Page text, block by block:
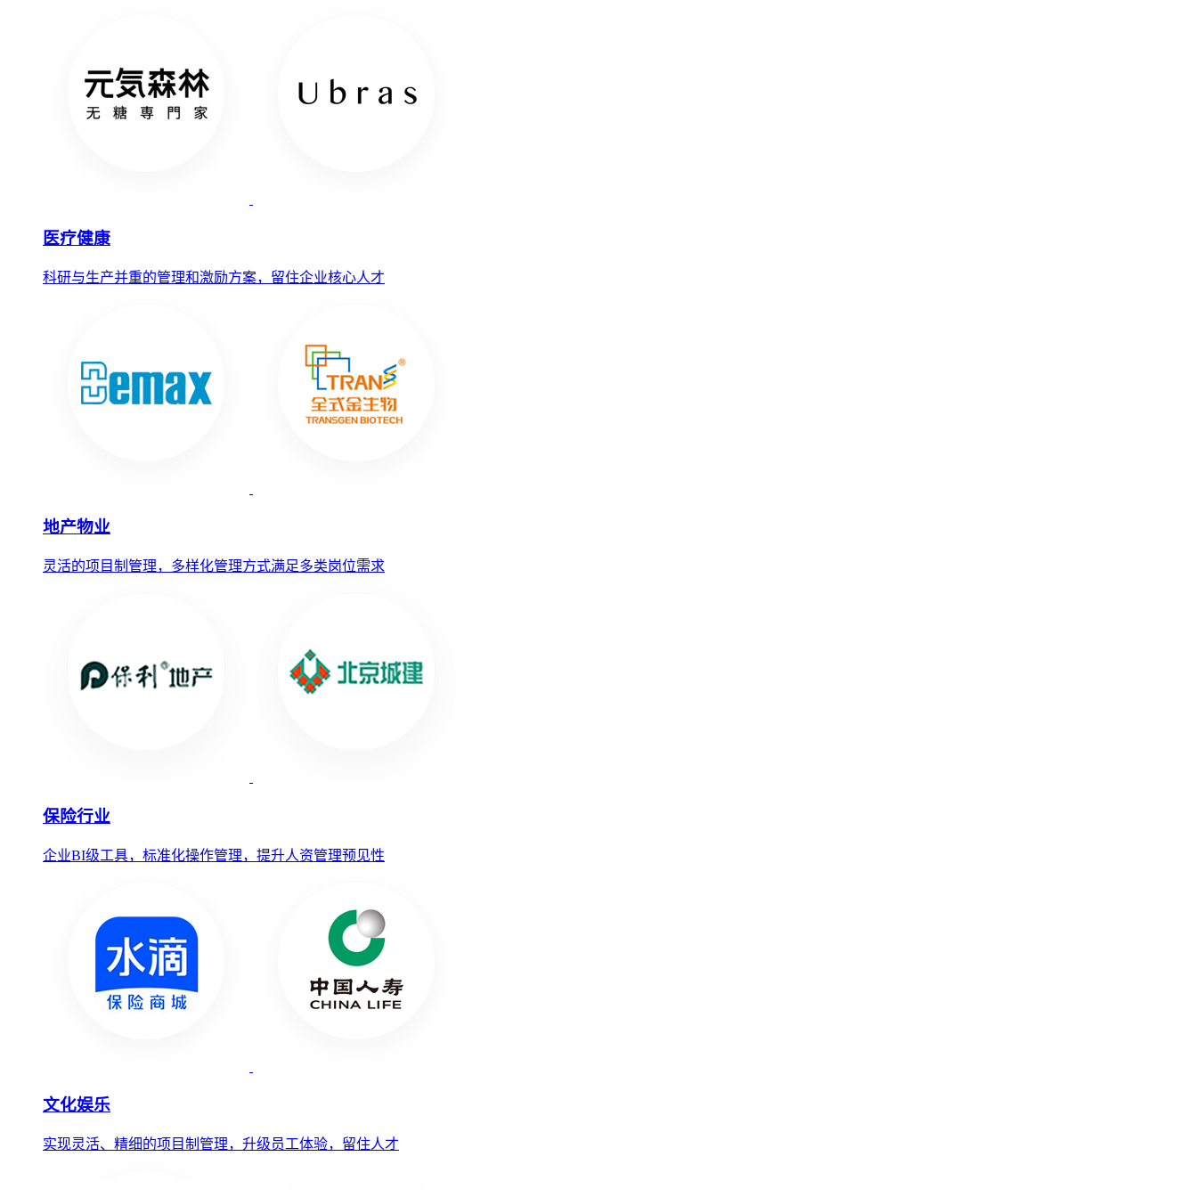
医疗健康
科研与生产并重的管理和激励方案，留住企业核心人才
地产物业
灵活的项目制管理，多样化管理方式满足多类岗位需求
保险行业
企业BI级工具，标准化操作管理，提升人资管理预见性
文化娱乐
实现灵活、精细的项目制管理，升级员工体验，留住人才